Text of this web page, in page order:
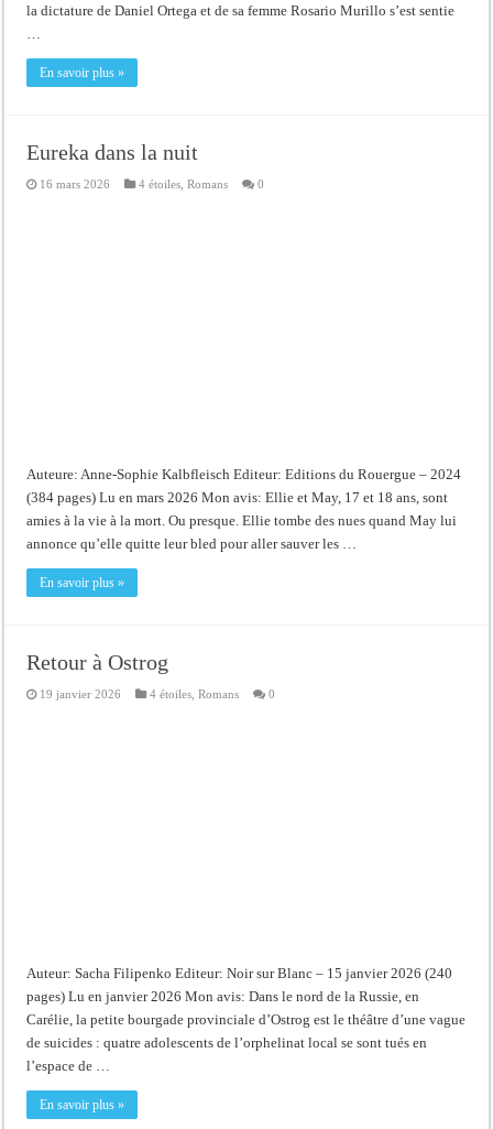
la dictature de Daniel Ortega et de sa femme Rosario Murillo s’est sentie
En savoir plus »
Eureka dans la nuit
16 mars 2026 4 étoiles ,Romans 0
Auteure: Anne-Sophie Kalbfleisch Editeur: Editions du Rouergue – 2024
(384 pages) Lu en mars 2026 Mon avis: Ellie et May, 17 et 18 ans, sont
amies à la vie à la mort. Ou presque. Ellie tombe des nues quand May lui
annonce qu’elle quitte leur bled pour aller sauver les …
En savoir plus »
Retour à Ostrog
19 janvier 2026 4 étoiles ,Romans 0
Auteur: Sacha Filipenko Editeur: Noir sur Blanc – 15 janvier 2026 (240
pages) Lu en janvier 2026 Mon avis: Dans le nord de la Russie, en
Carélie, la petite bourgade provinciale d’Ostrog est le théâtre d’une vague
de suicides : quatre adolescents de l’orphelinat local se sont tués en
l’espace de …
En savoir plus »